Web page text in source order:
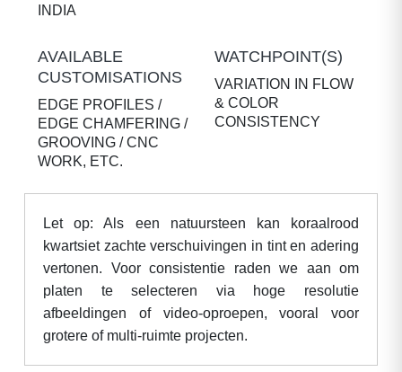
INDIA
AVAILABLE
CUSTOMISATIONS
EDGE PROFILES /
EDGE CHAMFERING /
GROOVING / CNC
WORK, ETC.
WATCHPOINT(S)
VARIATION IN FLOW
& COLOR
CONSISTENCY
Let op: Als een natuursteen kan koraalrood
kwartsiet zachte verschuivingen in tint en adering
vertonen. Voor consistentie raden we aan om
platen te selecteren via hoge resolutie
afbeeldingen of video-oproepen, vooral voor
grotere of multi-ruimte projecten.